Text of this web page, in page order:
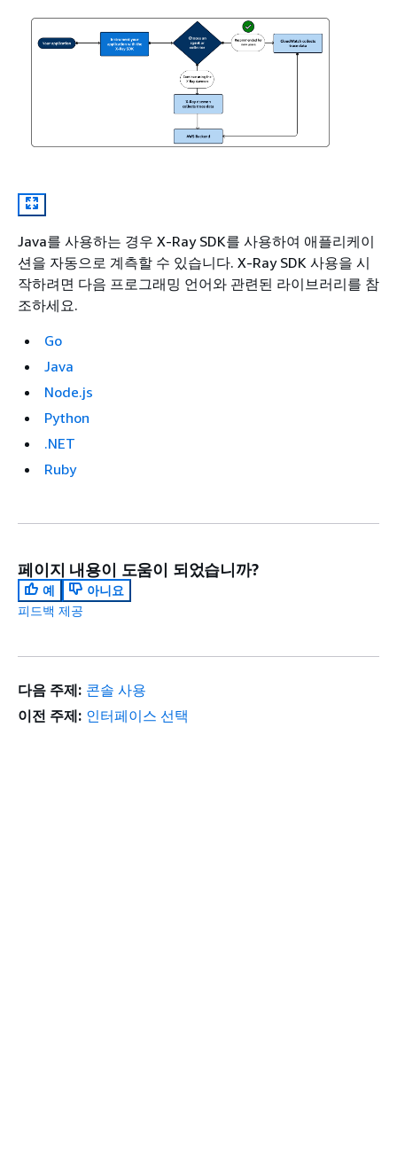
Java를 사용하는 경우 X-Ray SDK를 사용하여 애플리케이
션을 자동으로 계측할 수 있습니다. X-Ray SDK 사용을 시
작하려면 다음 프로그래밍 언어와 관련된 라이브러리를 참
조하세요.
Go
Java
Node.js
Python
.NET
Ruby
페이지 내용이 도움이 되었습니까?
예
아니요
피드백 제공
다음 주제: 콘솔 사용
이전 주제: 인터페이스 선택